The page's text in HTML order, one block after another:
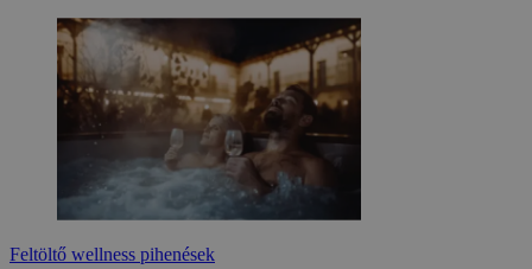
Feltöltő wellness pihenések